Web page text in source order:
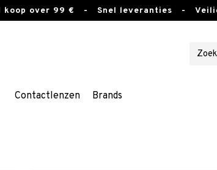
over 99 € - Snel leveranties - Veilig
Contactlenzen Brands